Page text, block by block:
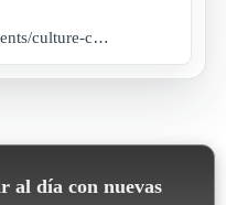
www.buytickets.gi/events/culture-crawl-1293?_gl=1*q6k3vx*_up*MQ..*_ga*MTIzNDIyODcwNy4xNzgxMDE3OTI2*_ga_8LCG62RB03*czE3ODEwMTc5MjUkbzEkZzEkdDE3ODEwMTc5MzAkajU1JGwwJGgw
al día con nuevas